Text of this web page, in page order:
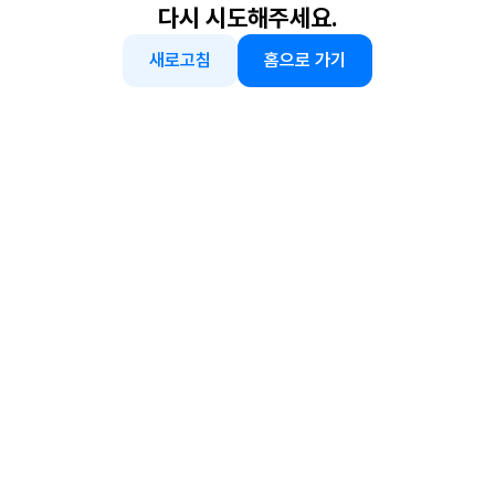
다시 시도해주세요.
새로고침 홈으로 가기